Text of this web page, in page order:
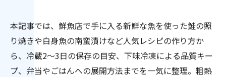
本記事では、鮮魚店で手に入る新鮮な魚を使った鮭の照
り焼きや白身魚の南蛮漬けなど人気レシピの作り方か
ら、冷蔵2〜3日の保存の目安、下味冷凍による品質キー
プ、弁当やごはんへの展開方法までを一気に整理。粗熱